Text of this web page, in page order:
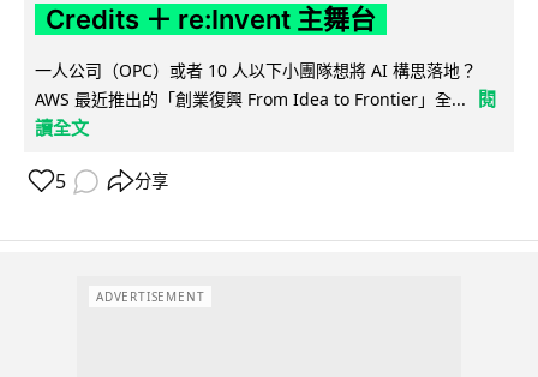
Credits ＋ re:Invent 主舞台
一人公司（OPC）或者 10 人以下小團隊想將 AI 構思落地？
AWS 最近推出的「創業復興 From Idea to Frontier」全...
閱
讀全文
5 分享
ADVERTISEMENT